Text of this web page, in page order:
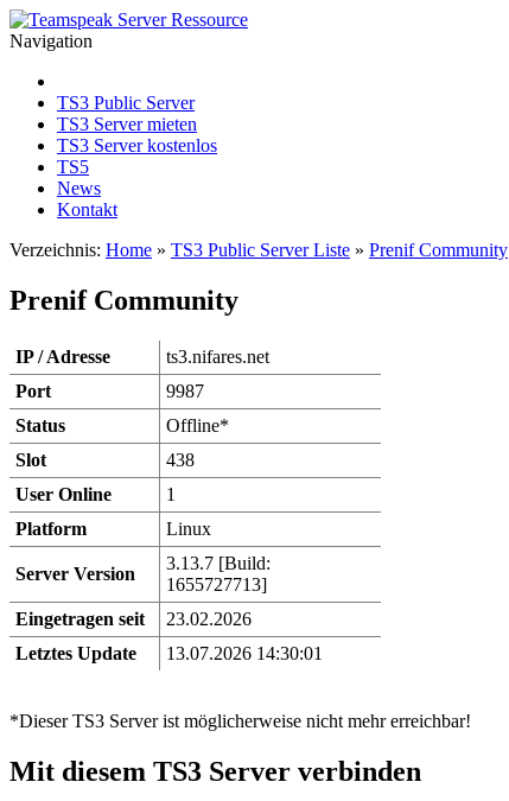
Navigation
TS3 Public Server
TS3 Server mieten
TS3 Server kostenlos
TS5
News
Kontakt
Verzeichnis: Home » TS3 Public Server Liste » Prenif Community
Prenif Community
IP / Adresse
ts3.nifares.net
Port
9987
Status
Offline*
Slot
438
User Online
1
Platform
Linux
Server Version
3.13.7 [Build:
1655727713]
Eingetragen seit
23.02.2026
Letztes Update
13.07.2026 14:30:01
*Dieser TS3 Server ist möglicherweise nicht mehr erreichbar!
Mit diesem TS3 Server verbinden